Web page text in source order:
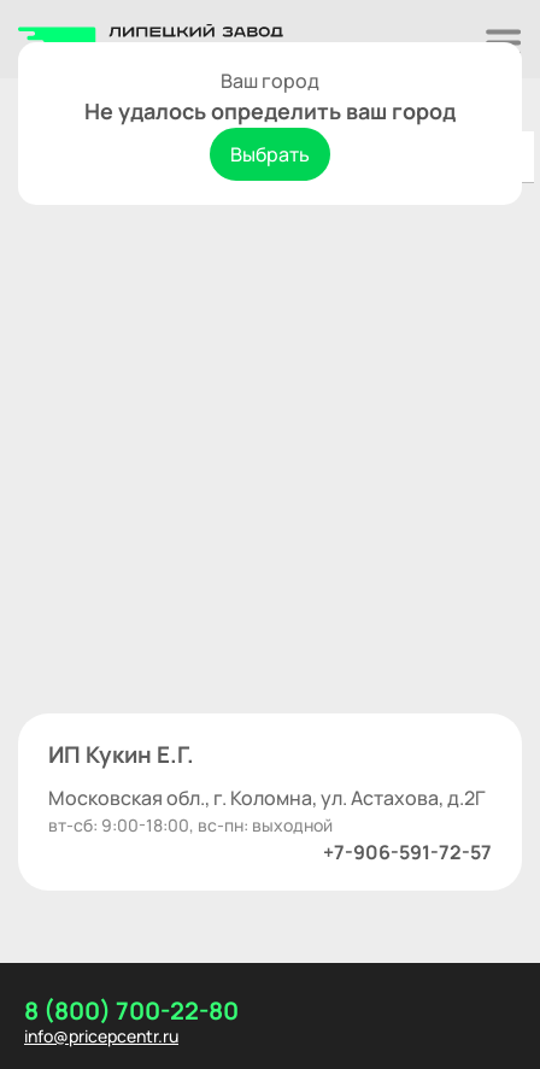
Ваш город
Не удалось определить ваш город
Выбрать
Коломна Сбросить
ИП Кукин Е.Г.
Московская обл., г. Коломна, ул. Астахова, д.2Г
вт-сб: 9:00-18:00, вс-пн: выходной
+7-906-591-72-57
8 (800) 700-22-80
info@pricepcentr.ru